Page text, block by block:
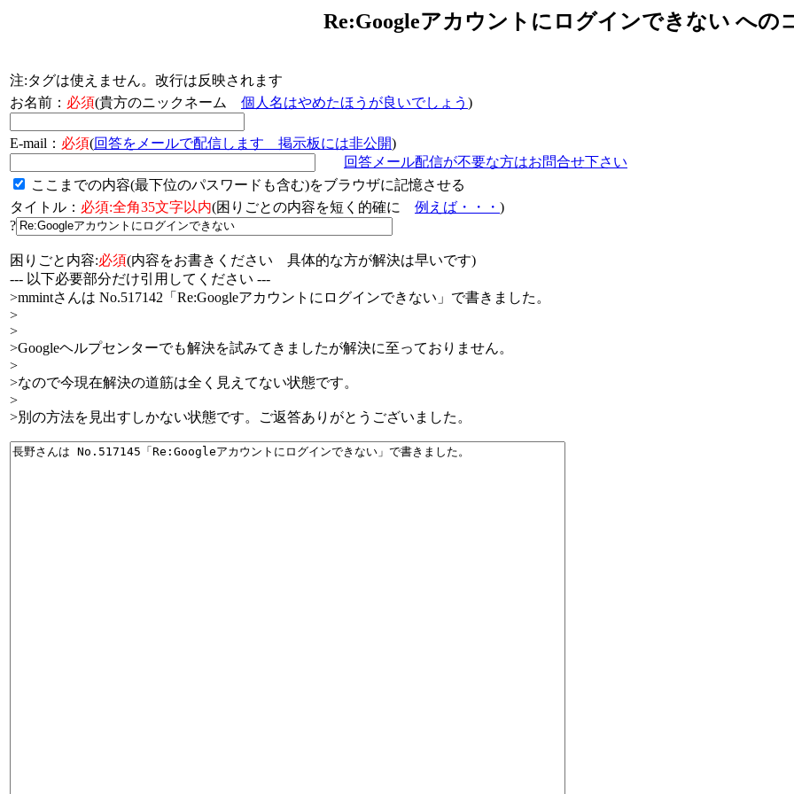
Re:Googleアカウントにログインできない への
注:タグは使えません。改行は反映されます
お名前： 必須(貴方のニックネーム 個人名はやめたほうが良いでしょう )
E-mail： 必須(回答をメールで配信します 掲示板には非公開)
回答メール配信が不要な方はお問合せ下さい
ここまでの内容(最下位のパスワードも含む)をブラウザに記憶させる
タイトル： 必須:全角35文字以内(困りごとの内容を短く的確に 例えば・・・ )
?
困りごと内容:必須(内容をお書きください 具体的な方が解決は早いです)
--- 以下必要部分だけ引用してください ---
>mmintさんは No.517142「Re:Googleアカウントにログインできない」で書きました。
>
>
>Googleヘルプセンターでも解決を試みてきましたが解決に至っておりません。
>
>なので今現在解決の道筋は全く見えてない状態です。
>
>別の方法を見出すしかない状態です。ご返答ありがとうございました。